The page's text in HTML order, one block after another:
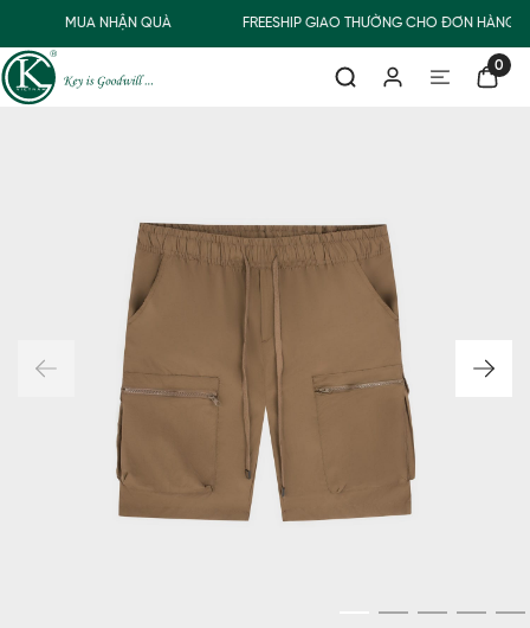
MUA NHẬN QUÀ FREESHIP GIAO THƯỜNG CHO ĐƠN HÀNG
0